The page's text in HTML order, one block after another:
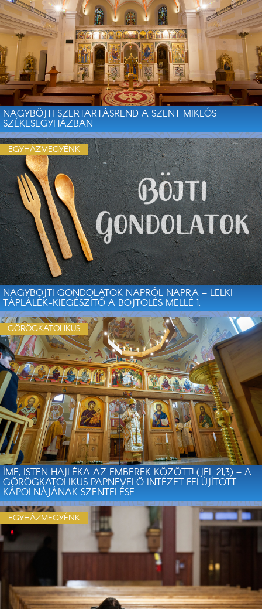
NAGYBÖJTI SZERTARTÁSREND A SZENT MIKLÓS-
SZÉKESEGYHÁZBAN
NAGYBÖJTI GONDOLATOK NAPRÓL NAPRA – LELKI
TÁPLÁLÉK-KIEGÉSZÍTŐ A BÖJTÖLÉS MELLÉ 1.
EGYHÁZMEGYÉNK
ÍME, ISTEN HAJLÉKA AZ EMBEREK KÖZÖTT! (JEL 21,3) – A
GÖRÖGKATOLIKUS PAPNEVELŐ INTÉZET FELÚJÍTOTT
KÁPOLNÁJÁNAK SZENTELÉSE
GÖRÖGKATOLIKUS
EGYHÁZMEGYÉNK